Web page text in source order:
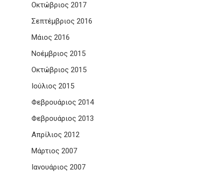
Οκτώβριος 2017
Σεπτέμβριος 2016
Μάιος 2016
Νοέμβριος 2015
Οκτώβριος 2015
Ιούλιος 2015
Φεβρουάριος 2014
Φεβρουάριος 2013
Απρίλιος 2012
Μάρτιος 2007
Ιανουάριος 2007